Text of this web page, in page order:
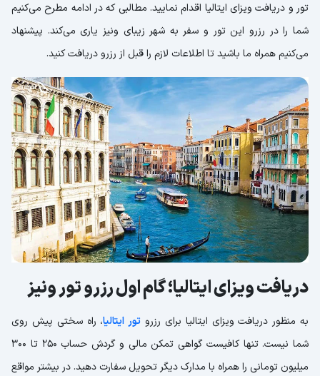
تور و دریافت ویزای ایتالیا اقدام نمایید. مطالبی که در ادامه مطرح می‌کنیم
شما را در رزرو این تور و سفر به شهر زیبای ونیز یاری می‌کند. پیشنهاد
می‌کنیم همراه ما باشید تا اطلاعات لازم را قبل از رزرو دریافت کنید.
دریافت ویزای ایتالیا؛ گام اول رزرو تور ونیز
به منظور دریافت ویزای ایتالیا برای رزرو تور ایتالیا، راه سختی پیش روی
شما نیست. تنها کافیست گواهی تمکن مالی و گردش حساب 250 تا 300
میلیون تومانی را همراه با مدارک دیگر تحویل سفارت دهید. در بیشتر مواقع